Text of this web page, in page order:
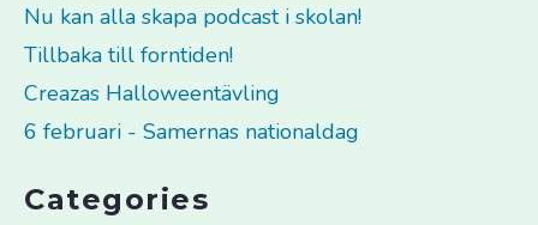
Nu kan alla skapa podcast i skolan!
Tillbaka till forntiden!
Creazas Halloweentävling
6 februari - Samernas nationaldag
Categories